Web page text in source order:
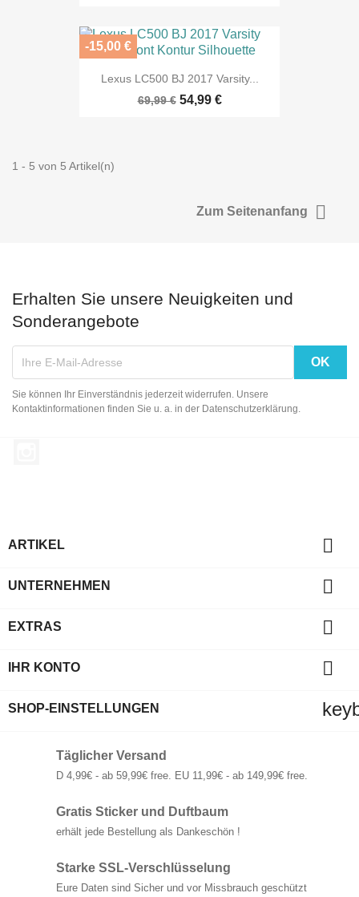
Lexus LC500 BJ 2017 Varsity...
69,99 € 54,99 €
-15,00 €
1 - 5 von 5 Artikel(n)
Zum Seitenanfang 
Erhalten Sie unsere Neuigkeiten und
Sonderangebote
Sie können Ihr Einverständnis jederzeit widerrufen. Unsere
Kontaktinformationen finden Sie u. a. in der Datenschutzerklärung.
ARTIKEL 
UNTERNEHMEN 
EXTRAS 
IHR KONTO 
SHOP-EINSTELLUNGEN
Täglicher Versand
D 4,99€ - ab 59,99€ free. EU 11,99€ - ab 149,99€ free.
Gratis Sticker und Duftbaum
erhält jede Bestellung als Dankeschön !
Starke SSL-Verschlüsselung
Eure Daten sind Sicher und vor Missbrauch geschützt